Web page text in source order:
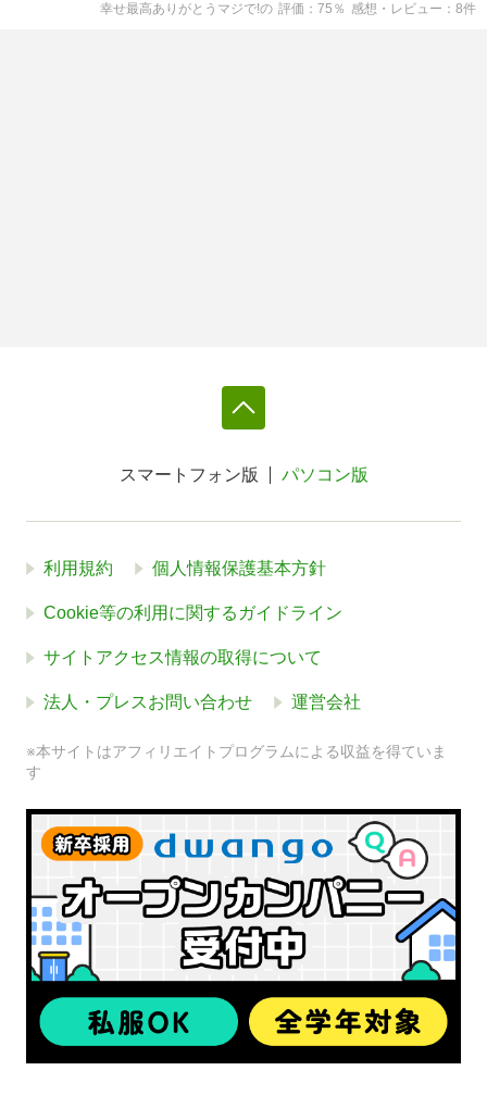
幸せ最高ありがとうマジで!の 評価 75 ％ 感想・レビュー 8件
スマートフォン版 パソコン版
利用規約 個人情報保護基本方針
Cookie等の利用に関するガイドライン
サイトアクセス情報の取得について
法人・プレスお問い合わせ 運営会社
※本サイトはアフィリエイトプログラムによる収益を得ていま
す